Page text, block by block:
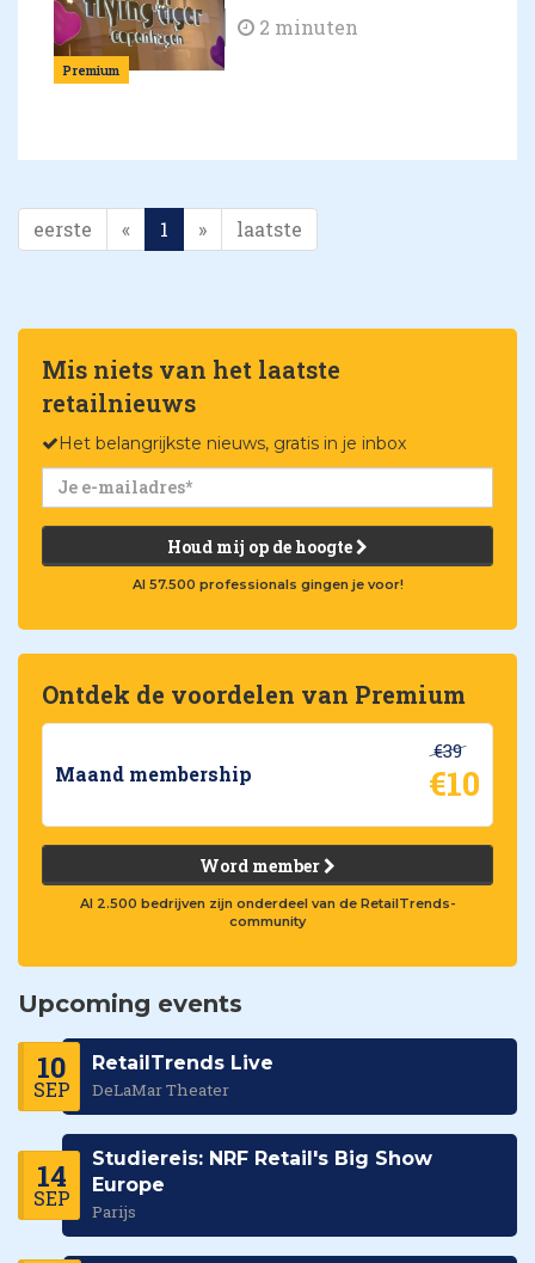
Premium
2 minuten
eerste « 1 » laatste
Mis niets van het laatste
retailnieuws
Het belangrijkste nieuws, gratis in je inbox
Houd mij op de hoogte
Al 57.500 professionals gingen je voor!
Ontdek de voordelen van Premium
Maand membership
€39
€10
Word member
Al 2.500 bedrijven zijn onderdeel van de RetailTrends-
community
Upcoming events
10
SEP
RetailTrends Live
DeLaMar Theater
14
SEP
Studiereis: NRF Retail's Big Show
Europe
Parijs